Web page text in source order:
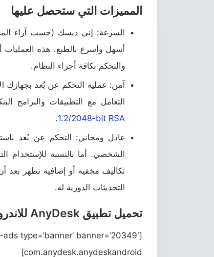
المميزات التي ستحصل عليها
السرعة: إني ديسك (حسب آراء
أسهل وأسرع بالطبع. هذه العمليات
والتحكم بكافة أجزاء النظام.
التعامل مع التطبيقات والبرامج
1.2/2048-bit RSA
.
الشخصي. أما بالنسبة
تكاليف مخفية أو إضافية تظهر بعد
التحديثات الدورية له.
تحميل تطبيق AnyDesk للاندرويد
com.anydesk.anydeskandroid]